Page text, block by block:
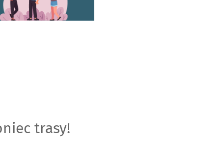
trasy!